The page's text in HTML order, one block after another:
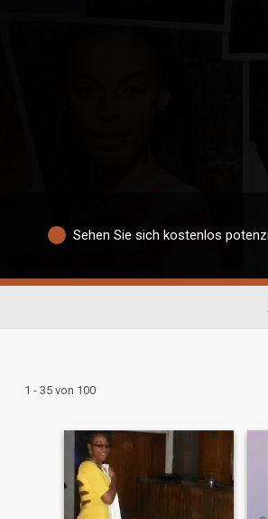
Sehen Sie sich kostenlos
1 - 35 von 100